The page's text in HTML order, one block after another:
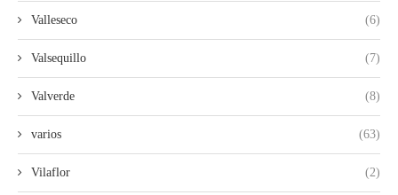
Valleseco (6)
Valsequillo (7)
Valverde (8)
varios (63)
Vilaflor (2)